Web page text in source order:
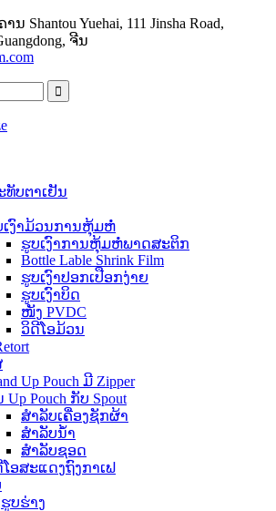
ນ Shantou Yuehai, 111 Jinsha Road,
ຈີນ
ທັບຕາເຢັນ
ເງົາມ້ວນການຫຸ້ມຫໍ່
ຮູບເງົາການຫຸ້ມຫໍ່ພາດສະຕິກ
Bottle Lable Shrink Film
ຮູບເງົາປອກເປືອກງ່າຍ
ຮູບເງົາບິດ
ໜັງ PVDC
ວິດີໂອມ້ວນ
Up Pouch ມີ Zipper
Up Pouch ກັບ Spout
ສໍາລັບເຄື່ອງຊັກຜ້າ
ສໍາລັບນ້ໍາ
ສໍາລັບຊອດ
ອສະແດງຖົງກາເຟ
ບຮ່າງ